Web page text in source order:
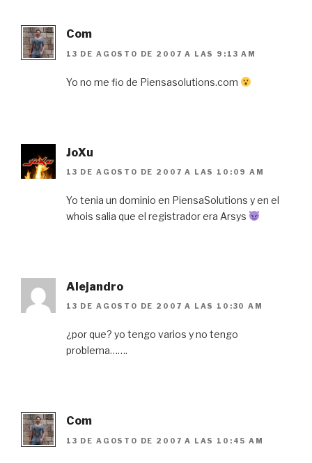
Com
13 DE AGOSTO DE 2007 A LAS 9:13 AM
Yo no me fio de Piensasolutions.com
JoXu
13 DE AGOSTO DE 2007 A LAS 10:09 AM
Yo tenia un dominio en PiensaSolutions y en el
whois salia que el registrador era Arsys
Alejandro
13 DE AGOSTO DE 2007 A LAS 10:30 AM
¿por que? yo tengo varios y no tengo
problema…….
Com
13 DE AGOSTO DE 2007 A LAS 10:45 AM